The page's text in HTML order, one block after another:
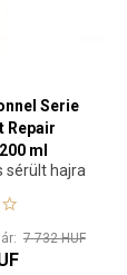
Serie
Repair
ml
sérült hajra
7 732 HUF